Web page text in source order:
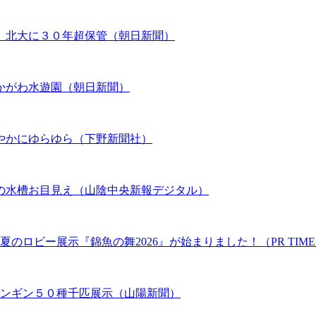
大に３０年超保管（朝日新聞）
わ水遊園（朝日新聞）
にゆらゆら（下野新聞社）
槽お目見え（山陰中央新報デジタル）
のロビー展示『錦魚の舞2026』が始まりました！（PR
ン５０種千匹展示（山陽新聞）